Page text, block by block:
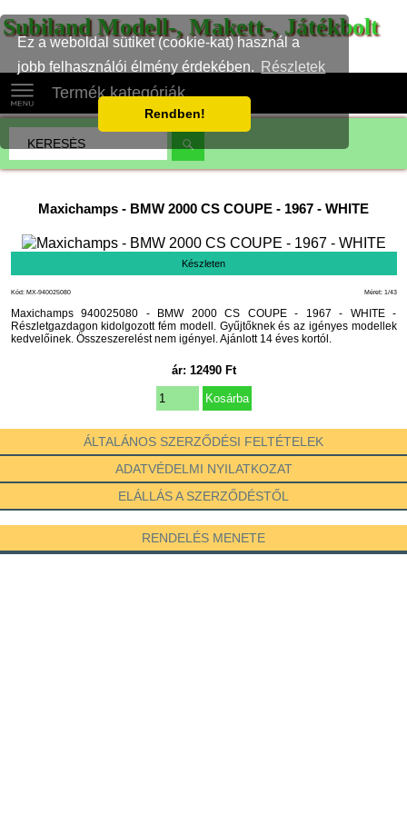
Ez a weboldal sütiket (cookie-kat) használ a
jobb felhasználói élmény érdekében.
Részletek
Rendben!
Subiland Modell-, Makett-, Játékbolt
Termék kategóriák
Maxichamps - BMW 2000 CS COUPE - 1967 - WHITE
Készleten
Méret: 1/43
Kód: MX-940025080
Maxichamps 940025080 - BMW 2000 CS COUPE - 1967 - WHITE -
Részletgazdagon kidolgozott fém modell. Gyűjtőknek és az igényes modellek
kedvelőinek. Összeszerelést nem igényel. Ajánlott 14 éves kortól.
ár: 12490Ft
ÁLTALÁNOS SZERZŐDÉSI FELTÉTELEK
ADATVÉDELMI NYILATKOZAT
ELÁLLÁS A SZERZŐDÉSTŐL
RENDELÉS MENETE